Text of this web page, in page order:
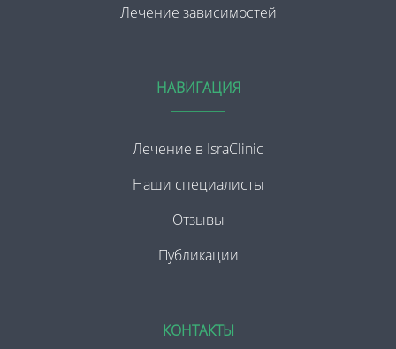
Лечение зависимостей
НАВИГАЦИЯ
Лечение в IsraClinic
Наши специалисты
Отзывы
Публикации
КОНТАКТЫ